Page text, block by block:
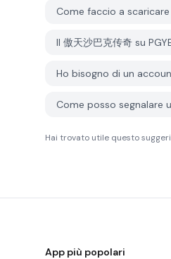
Come faccio a scaricare
Il 傲天沙巴克传奇 su
Ho bisogno di un
Come posso segnalare
Hai trovato utile questo
App più popolari